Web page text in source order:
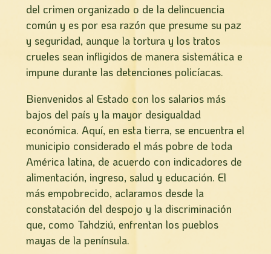
del crimen organizado o de la delincuencia
común y es por esa razón que presume su paz
y seguridad, aunque la tortura y los tratos
crueles sean infligidos de manera sistemática e
impune durante las detenciones policíacas.
Bienvenidos al Estado con los salarios más
bajos del país y la mayor desigualdad
económica. Aquí, en esta tierra, se encuentra el
municipio considerado el más pobre de toda
América latina, de acuerdo con indicadores de
alimentación, ingreso, salud y educación. El
más empobrecido, aclaramos desde la
constatación del despojo y la discriminación
que, como Tahdziú, enfrentan los pueblos
mayas de la península.